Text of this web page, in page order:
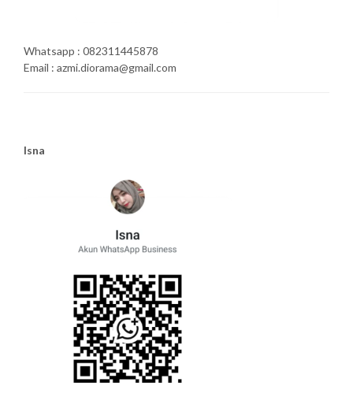
Whatsapp : 082311445878
Email : azmi.diorama@gmail.com
Isna